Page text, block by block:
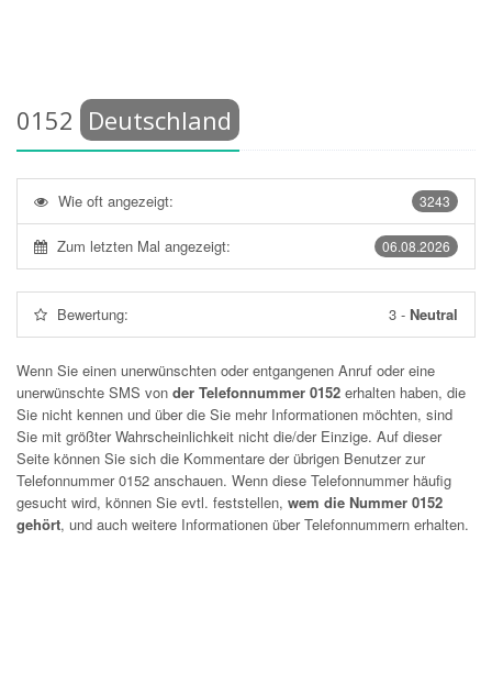
0152 Deutschland
3243
Wie oft angezeigt:
06.08.2026
Zum letzten Mal angezeigt:
Bewertung: 3 - Neutral
Wenn Sie einen unerwünschten oder entgangenen Anruf oder eine
unerwünschte SMS von der Telefonnummer 0152 erhalten haben, die
Sie nicht kennen und über die Sie mehr Informationen möchten, sind
Sie mit größter Wahrscheinlichkeit nicht die/der Einzige. Auf dieser
Seite können Sie sich die Kommentare der übrigen Benutzer zur
Telefonnummer0152 anschauen. Wenn diese Telefonnummer häufig
gesucht wird, können Sie evtl. feststellen, wem die Nummer 0152
gehört, und auch weitere Informationen über Telefonnummern erhalten.